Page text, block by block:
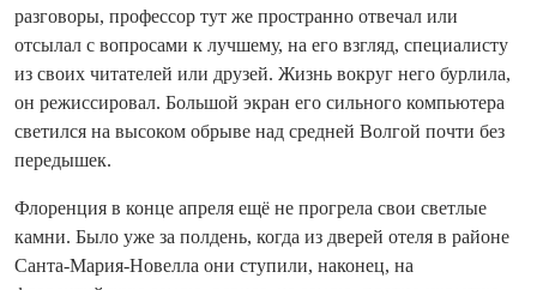
разговоры, профессор тут же пространно отвечал или
отсылал с вопросами к лучшему, на его взгляд, спе­циа­листу
из своих читателей или друзей. Жизнь вокруг него бурлила,
он режиссировал. Большой экран его сильного компьютера
светился на высоком обрыве над средней Волгой по­чти без
передышек.
Флоренция в конце апреля ещё не прогрела свои светлые
камни. Было уже за полдень, ко­гда из дверей отеля в районе
Санта‑Мария-Новелла они ступили, наконец, на